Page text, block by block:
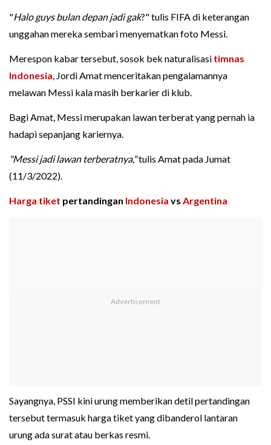
"Halo guys bulan depan jadi gak?" tulis FIFA di keterangan
unggahan mereka sembari menyematkan foto Messi.
Merespon kabar tersebut, sosok bek naturalisasi timnas
Indonesia, Jordi Amat menceritakan pengalamannya
melawan Messi kala masih berkarier di klub.
Bagi Amat, Messi merupakan lawan terberat yang pernah ia
hadapi sepanjang kariernya.
"Messi jadi lawan terberatnya,"tulis Amat pada Jumat
(11/3/2022).
Harga tiket pertandingan Indonesia vs Argentina
Sayangnya, PSSI kini urung memberikan detil pertandingan
tersebut termasuk harga tiket yang dibanderol lantaran
urung ada surat atau berkas resmi.